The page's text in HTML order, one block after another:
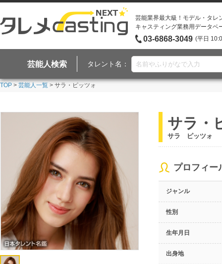
芸能業界最大級！モデル・タレ
キャスティング業務用データベ
03-6868-3049 (平日
芸能人検索 タレント名：
TOP > 芸能人一覧 > サラ・ピッツォ
サラ・
サラ ピッツォ
プロフィー
ジャンル
性別
生年月日
出身地